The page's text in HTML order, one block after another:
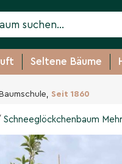
Seltene Bäume
Seit 1860
Schneeglöckchenbaum